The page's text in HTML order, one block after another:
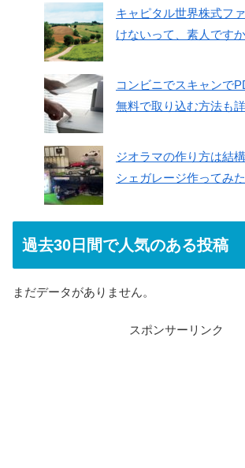
キャピタル世界株式フ
けないって、素人です
コンビニでスキャンで
無料で取り込む方法も
ジオラマの作り方は結
シェガレージ作ってみた
過去30日間で人気のある投稿
まだデータがありません。
スポンサーリンク